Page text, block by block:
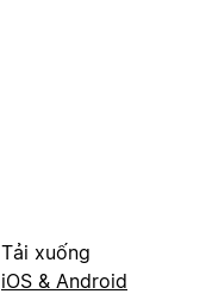
Tải xuống
iOS & Android